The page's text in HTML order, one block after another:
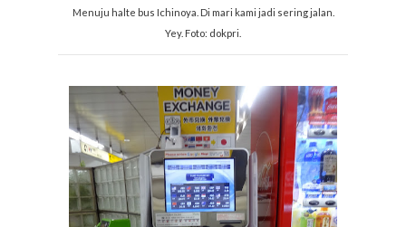
Menuju halte bus Ichinoya. Di mari kami jadi sering jalan.
Yey. Foto: dokpri.